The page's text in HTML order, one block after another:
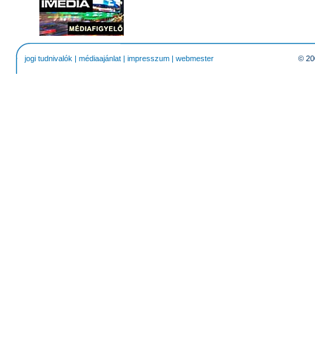
jogi tudnivalók | médiaajánlat | impresszum | webmester ©